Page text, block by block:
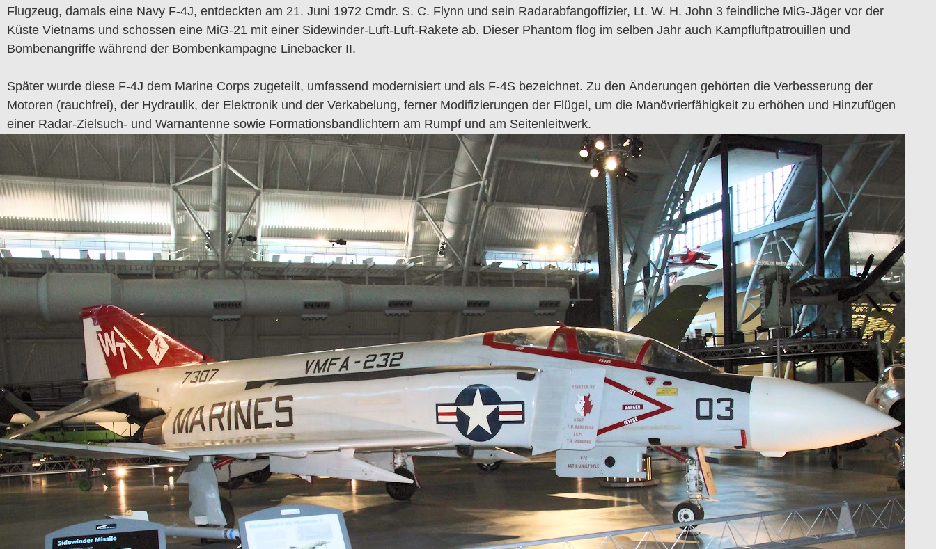
Flugzeug, damals eine Navy F-4J, entdeckten am 21. Juni 1972 Cmdr. S. C. Flynn und sein Radarabfangoffizier, Lt. W. H. John 3 feindliche MiG-Jäger vor der
Küste Vietnams und schossen eine MiG-21 mit einer Sidewinder-Luft-Luft-Rakete ab. Dieser Phantom flog im selben Jahr auch Kampfluftpatrouillen und
Bombenangriffe während der Bombenkampagne Linebacker II.
Später wurde diese F-4J dem Marine Corps zugeteilt, umfassend modernisiert und als F-4S bezeichnet. Zu den Änderungen gehörten die Verbesserung der
Motoren (rauchfrei), der Hydraulik, der Elektronik und der Verkabelung, ferner Modifizierungen der Flügel, um die Manövrierfähigkeit zu erhöhen und Hinzufügen
einer Radar-Zielsuch- und Warnantenne sowie Formationsbandlichtern am Rumpf und am Seitenleitwerk.